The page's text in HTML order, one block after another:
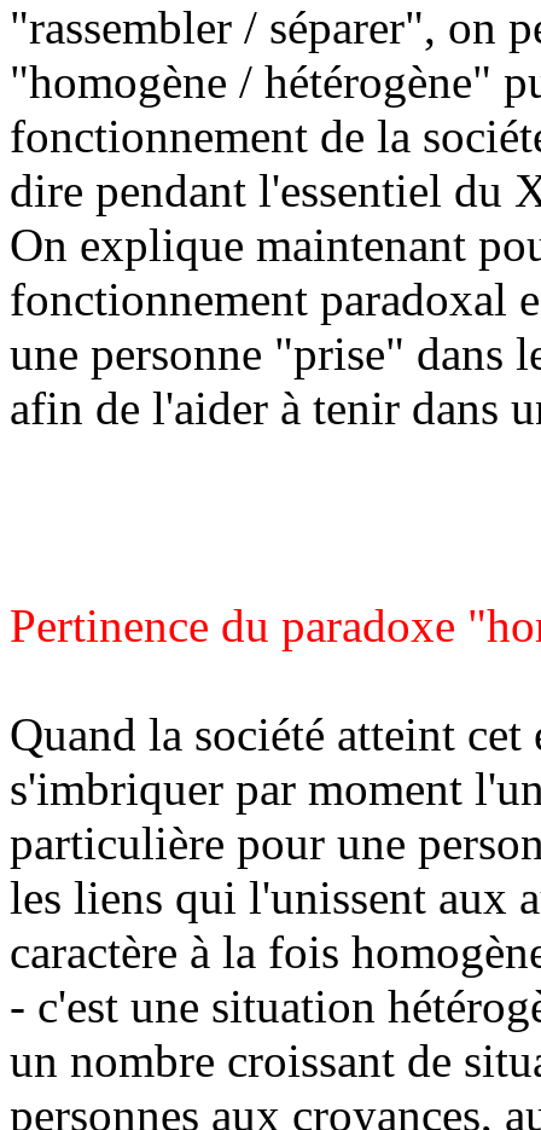
"rassembler / séparer", on
"homogène / hétérogène"
fonctionnement de la
dire pendant l'essentiel du
On explique maintenant
fonctionnement paradoxal
une personne "prise" dans
afin de l'aider à tenir dans
Pertinence du paradoxe
Quand la société atteint cet
s'imbriquer par moment
particulière pour une
les liens qui l'unissent aux
caractère à la fois
- c'est une situation
un nombre croissant de
personnes aux croyances,